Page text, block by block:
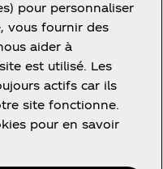
consommateurs
pour personnaliser
vous fournir des
aider à
est utilisé. Les
actifs car ils
site fonctionne.
pour en savoir